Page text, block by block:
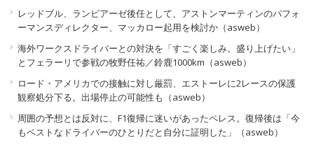
レッドブル、ランビアーゼ後任として、アストンマーティンのパフォ
ーマンスディレクター、マッカロー起用を検討か（asweb）
海外ワークスドライバーとの対決を「すごく楽しみ。盛り上げたい」
とフェラーリで参戦の牧野任祐／鈴鹿1000km（asweb）
ロード・アメリカでの接触に対し厳罰、エストーレに2レースの保護
観察処分下る。出場停止の可能性も（asweb）
周囲の予想とは反対に、F1復帰に迷いがあったペレス。復帰後は「今
もベストなドライバーのひとりだと自分に証明した」（asweb）